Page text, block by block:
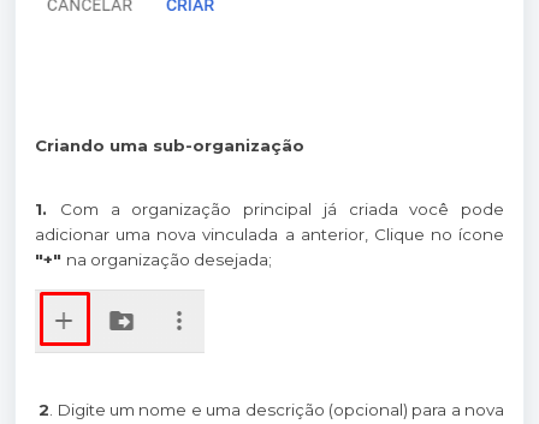
Criando uma sub-organização
1. Com a organização principal já criada você pode
adicionar uma nova vinculada a anterior, Clique no ícone
"+" na organização desejada;
2. Digite um nome e uma descrição (opcional) para a nova